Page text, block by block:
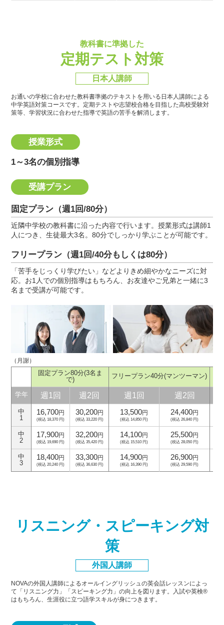
教科書に準拠した
定期テスト対策
日本人講師
お通いの学校に合わせた教科書準拠のテキストを用いる日本人講師による
中学英語対策コースです。 定期テストや志望校合格を目指した高校受験対
策等、学習状況に合わせた指導で英語の苦手を解消します。
授業形式
1～3名の個別指導
受講プラン
固定プラン（週1回/80分）
近隣中学校の教科書に沿った内容で行います。授業形式は講師1
人につき、生徒最大3名。80分でしっかり学ぶことが可能です。
フリープラン（週1回/40分もしくは80分）
「苦手をじっくり学びたい」などよりきめ細やかなニーズに対
応。お1人での個別指導はもちろん、お友達やご兄弟と一緒に3
名まで受講が可能です。
（月謝）
固定プラン80分(3名ま
で)
フリープラン40分(マンツーマン)
学年 週1回 週2回 週1回 週2回
中
1
16,700円
(税込 18,370 円)
30,200円
(税込 33,220 円)
13,500円
(税込 14,850 円)
24,400円
(税込 26,840 円)
中
2
17,900円
(税込 19,690 円)
32,200円
(税込 35,420 円)
14,100円
(税込 15,510 円)
25,500円
(税込 28,050 円)
中
3
18,400円
(税込 20,240 円)
33,300円
(税込 36,630 円)
14,900円
(税込 16,390 円)
26,900円
(税込 29,590 円)
リスニング・スピーキング対
策
外国人講師
NOVAの外国人講師によるオールイングリッシュの英会話レッスンによっ
て「リスニング力」「スピーキング力」の向上を図ります。入試や英検®
はもちろん、生涯役に立つ語学スキルが身につきます。